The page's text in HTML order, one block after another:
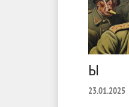
Ы
23.01.2025